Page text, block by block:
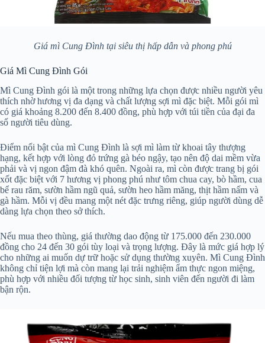
Giá mì Cung Đình tại siêu thị hấp dẫn và phong phú
Giá Mì Cung Đình Gói
Mì Cung Đình gói là một trong những lựa chọn được nhiều người yêu
thích nhờ hương vị đa dạng và chất lượng sợi mì đặc biệt. Mỗi gói mì
có giá khoảng 8.200 đến 8.400 đồng, phù hợp với túi tiền của đại đa
số người tiêu dùng.
Điểm nổi bật của mì Cung Đình là sợi mì làm từ khoai tây thượng
hạng, kết hợp với lòng đỏ trứng gà béo ngậy, tạo nên độ dai mềm vừa
phải và vị ngon đậm đà khó quên. Ngoài ra, mì còn được trang bị gói
xốt đặc biệt với 7 hương vị phong phú như tôm chua cay, bò hầm, cua
bể rau răm, sườn hầm ngũ quả, sườn heo hầm măng, thịt hầm nấm và
gà hầm. Mỗi vị đều mang một nét đặc trưng riêng, giúp người dùng dễ
dàng lựa chọn theo sở thích.
Nếu mua theo thùng, giá thường dao động từ 175.000 đến 230.000
đồng cho 24 đến 30 gói tùy loại và trọng lượng. Đây là mức giá hợp lý
cho những ai muốn dự trữ hoặc sử dụng thường xuyên. Mì Cung Đình
không chỉ tiện lợi mà còn mang lại trải nghiệm ẩm thực ngon miệng,
phù hợp với nhiều đối tượng từ học sinh, sinh viên đến người đi làm
bận rộn.